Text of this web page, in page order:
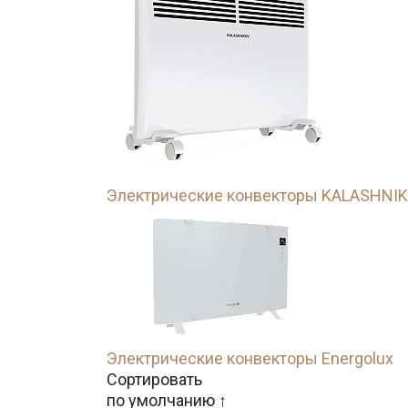
Электрические конвекторы
Электрические конвекторы Energolux
Сортировать
по умолчанию ↑